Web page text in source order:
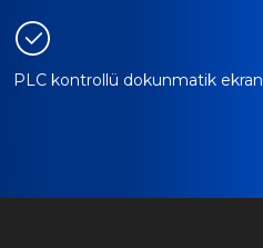
PLC kontrollü dokunmatik ekran